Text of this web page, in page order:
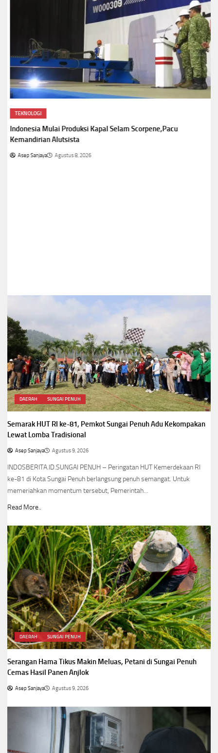
TEKNOLOGI
Indonesia Mulai Produksi Kapal Selam Scorpene,Pacu
Kemandirian Alutsista
Asep Sanjaya Agustus 8, 2026
DAERAH SUNGAI PENUH
Semarak HUT RI ke-81, Pemkot Sungai Penuh Adu Kekompakan
Lewat Lomba Tradisional
Asep Sanjaya Agustus 9, 2026
INDOSBERITA.ID.SUNGAI PENUH – Peringatan HUT Kemerdekaan RI
ke-81 di Kota Sungai Penuh berlangsung penuh semangat. Untuk
memeriahkan momentum tersebut, Pemerintah…
Read More..
DAERAH SUNGAI PENUH
Serangan Hama Tikus Makin Meluas, Petani di Sungai Penuh
Cemas Hasil Panen Anjlok
Asep Sanjaya Agustus 9, 2026